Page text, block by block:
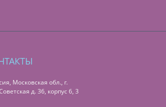
Московская обл., г.
д. 36, корпус 6, 3